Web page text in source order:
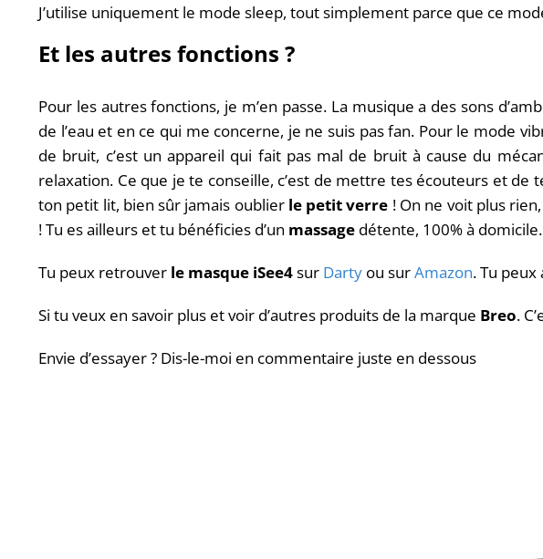
J’utilise uniquement le mode sleep, tout simplement parce que ce
Et les autres fonctions ?
Pour les autres fonctions, je m’en passe. La musique a des sons
de l’eau et en ce qui me concerne, je ne suis pas fan. Pour le mode
de bruit, c’est un appareil qui fait pas mal de bruit à cause du
relaxation. Ce que je te conseille, c’est de mettre tes écouteurs et de
ton petit lit, bien sûr jamais oublier le petit verre ! On ne voit plus
! Tu es ailleurs et tu bénéficies d’un massage détente, 100% à domicile.
Tu peux retrouver le masque iSee4sur Darty ou surAmazon. Tu
Si tu veux en savoir plus et voir d’autres produits de la marque Breo.
Envie d’essayer ? Dis-le-moi en commentaire juste en dessous